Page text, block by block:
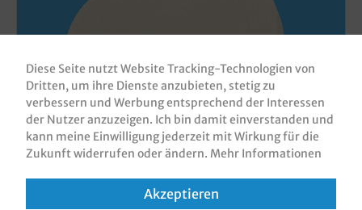
Bio Deckel für Trinkbecher Ø90mm
geschlossen Bambus+PLA 1000St
TBPDB0300
Diese Seite nutzt Website Tracking-Technologien von
Dritten, um ihre Dienste anzubieten, stetig zu
verbessern und Werbung entsprechend der Interessen
der Nutzer anzuzeigen. Ich bin damit einverstanden und
kann meine Einwilligung jederzeit mit Wirkung für die
Zukunft widerrufen oder ändern. Mehr Informationen
Akzeptieren